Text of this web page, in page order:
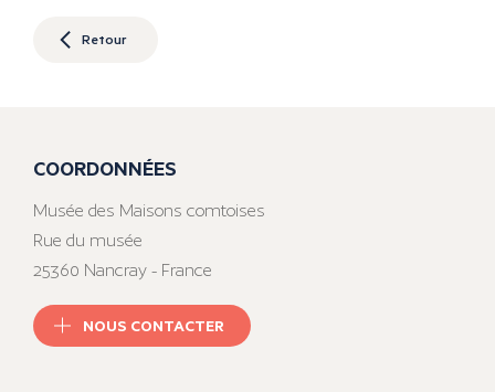
Retour
COORDONNÉES
Musée des Maisons comtoises
Rue du musée
25360 Nancray - France
NOUS CONTACTER